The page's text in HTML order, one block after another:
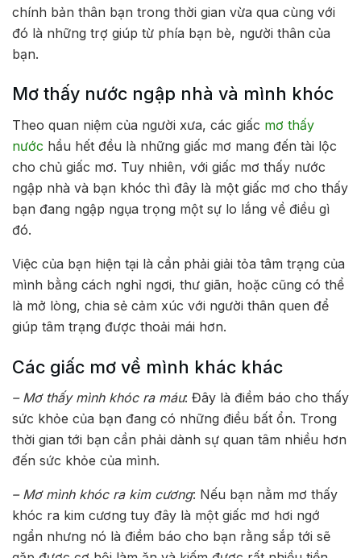
chính bản thân bạn trong thời gian vừa qua cùng với
đó là những trợ giúp từ phía bạn bè, người thân của
bạn.
Mơ thấy nước ngập nhà và mình khóc
Theo quan niệm của người xưa, các giấc mơ thấy
nước hầu hết đều là những giấc mơ mang đến tài lộc
cho chủ giấc mơ. Tuy nhiên, với giấc mơ thấy nước
ngập nhà và bạn khóc thì đây là một giấc mơ cho thấy
bạn đang ngập ngụa trọng một sự lo lắng về điều gì
đó.
Việc của bạn hiện tại là cần phải giải tỏa tâm trạng của
mình bằng cách nghỉ ngơi, thư giãn, hoặc cũng có thể
là mở lòng, chia sẻ cảm xúc với người thân quen để
giúp tâm trạng được thoải mái hơn.
Các giấc mơ về mình khác khác
– Mơ thấy mình khóc ra máu: Đây là điềm báo cho thấy
sức khỏe của bạn đang có những điều bất ổn. Trong
thời gian tới bạn cần phải dành sự quan tâm nhiều hơn
đến sức khỏe của mình.
– Mơ mình khóc ra kim cương: Nếu bạn nằm mơ thấy
khóc ra kim cương tuy đây là một giấc mơ hơi ngớ
ngẩn nhưng nó là điềm báo cho bạn rằng sắp tới sẽ